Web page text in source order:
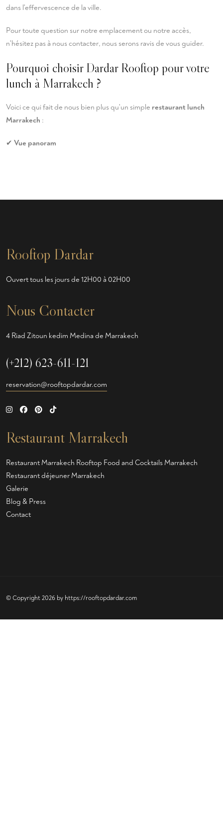
dans l'effervescence de la ville.
Pour toute question sur notre emplacement ou notre accès,
n'hésitez pas à nous contacter, nous serons ravis de vous guider.
Pourquoi choisir Dardar Rooftop pour votre
lunch à Marrakech ?
Voici ce qui fait de nous bien plus qu'un simple restaurant lunch
Marrakech :
✔ Vue panoram
Rooftop Dardar
Ouvert tous les jours de 12H00 à 02H00
Nous Contacter
4 Riad Zitoun kedim Medina de Marrakech
(+212) 623-611-121
reservation@rooftopdardar.com
Restaurant Marrakech
Restaurant Marrakech Rooftop Food and Cocktails Marrakech
Restaurant déjeuner Marrakech
Galerie
Blog & Press
Contact
© Copyright 2026 by https://rooftopdardar.com